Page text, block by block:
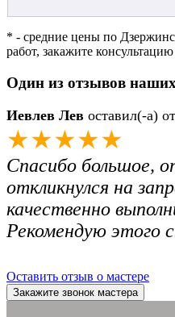
* - средние цены по
работ, закажите
Один из отзывов
Иевлев Лев оставил(-а)
★★★★★
Спасибо большое,
откликнулся на
качественно
Рекомендую этого
Оставить отзыв о мастере
Закажите звонок мастера